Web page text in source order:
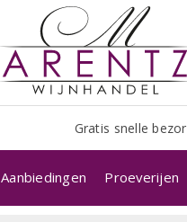
Gratis snelle
Aanbiedingen Proeverijen